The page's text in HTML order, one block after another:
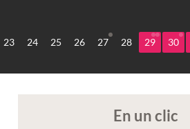
23 24 25 26 27 28 29 30
En un clic